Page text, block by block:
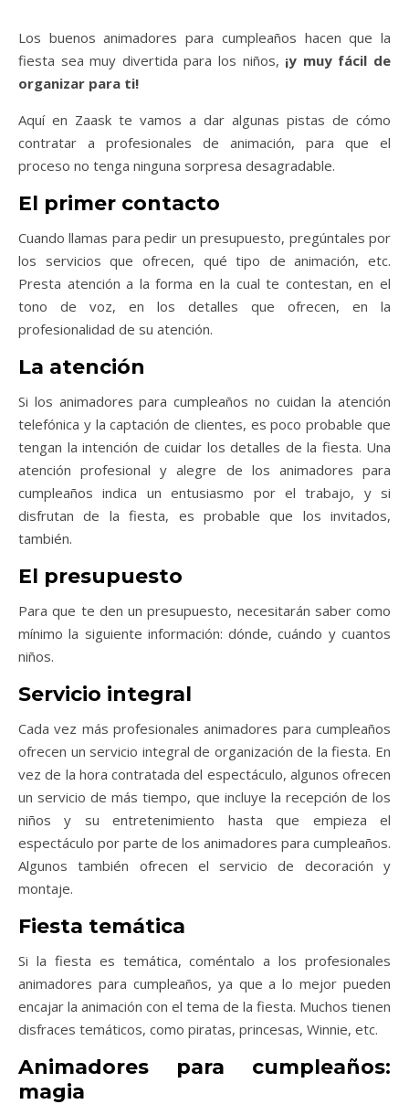
Los buenos animadores para cumpleaños hacen que la
fiesta sea muy divertida para los niños, ¡y muy fácil de
organizar para ti!
Aquí en Zaask te vamos a dar algunas pistas de cómo
contratar a profesionales de animación, para que el
proceso no tenga ninguna sorpresa desagradable.
El primer contacto
Cuando llamas para pedir un presupuesto, pregúntales por
los servicios que ofrecen, qué tipo de animación, etc.
Presta atención a la forma en la cual te contestan, en el
tono de voz, en los detalles que ofrecen, en la
profesionalidad de su atención.
La atención
Si los animadores para cumpleaños no cuidan la atención
telefónica y la captación de clientes, es poco probable que
tengan la intención de cuidar los detalles de la fiesta. Una
atención profesional y alegre de los animadores para
cumpleaños indica un entusiasmo por el trabajo, y si
disfrutan de la fiesta, es probable que los invitados,
también.
El presupuesto
Para que te den un presupuesto, necesitarán saber como
mínimo la siguiente información: dónde, cuándo y cuantos
niños.
Servicio integral
Cada vez más profesionales animadores para cumpleaños
ofrecen un servicio integral de organización de la fiesta. En
vez de la hora contratada del espectáculo, algunos ofrecen
un servicio de más tiempo, que incluye la recepción de los
niños y su entretenimiento hasta que empieza el
espectáculo por parte de los animadores para cumpleaños.
Algunos también ofrecen el servicio de decoración y
montaje.
Fiesta temática
Si la fiesta es temática, coméntalo a los profesionales
animadores para cumpleaños, ya que a lo mejor pueden
encajar la animación con el tema de la fiesta. Muchos tienen
disfraces temáticos, como piratas, princesas, Winnie, etc.
Animadores para cumpleaños:
magia